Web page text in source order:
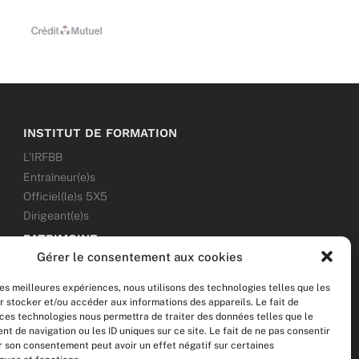
Gérer le consentement aux cookies
meilleures expériences, nous utilisons des technologies telles que les
stocker et/ou accéder aux informations des appareils. Le fait de
technologies nous permettra de traiter des données telles que le
de navigation ou les ID uniques sur ce site. Le fait de ne pas consentir
son consentement peut avoir un effet négatif sur certaines
INSTITUT DE FORMATION
L’IRFBB
Entraîneur(e)s
Officiel(le)s 5X5
Dirigeant(e)s
PATRIMOINE
ÉVÉNEMENTS
NOS RÉSEAUX SOCIAUX